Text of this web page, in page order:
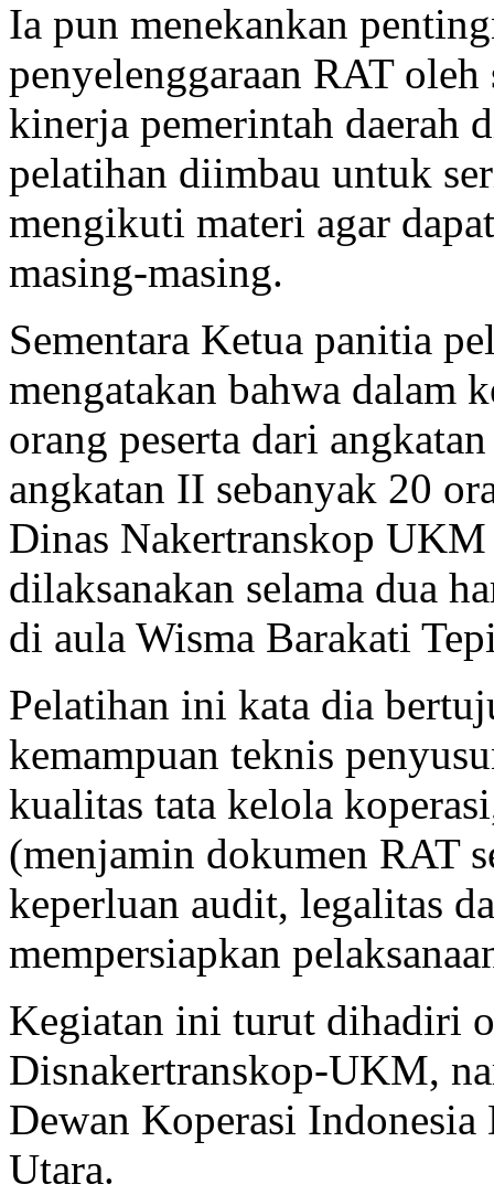
Ia pun menekankan
penyelenggaraan RAT
kinerja pemerintah daerah
pelatihan diimbau untuk
mengikuti materi agar
masing-masing.
Sementara Ketua panitia
mengatakan bahwa dalam
orang peserta dari
angkatan II sebanyak 20
Dinas Nakertranskop
dilaksanakan selama dua
di aula Wisma Barakati
Pelatihan ini kata dia
kemampuan teknis
kualitas tata kelola
(menjamin dokumen RAT
keperluan audit, legalitas
mempersiapkan
Kegiatan ini turut dihadiri
Disnakertranskop-UKM,
Dewan Koperasi
Utara.